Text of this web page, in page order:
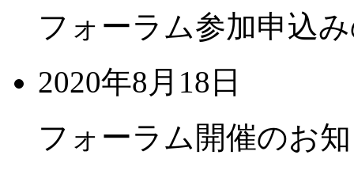
フォーラム参加申込
2020年8月18日
フォーラム開催のお